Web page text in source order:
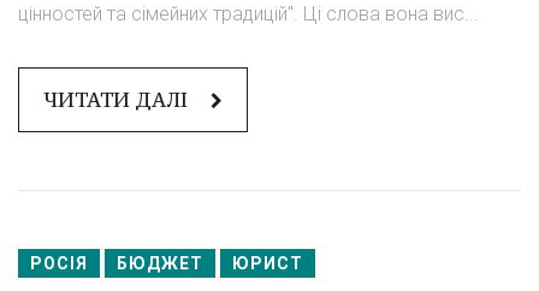
цінностей та сімейних традицій". Ці слова вона вис...
ЧИТАТИ ДАЛІ
РОСІЯ БЮДЖЕТ ЮРИСТ